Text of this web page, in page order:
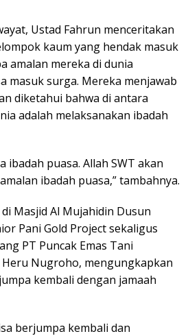
Ustad Fahrun menceritakan
kaum yang hendak masuk
amalan mereka di dunia
masuk surga. Mereka menjawab
diketahui bahwa di antara
adalah melaksanakan ibadah
ibadah puasa. Allah SWT akan
ibadah puasa,” tambahnya.
Masjid Al Mujahidin Dusun
Pani Gold Project sekaligus
PT Puncak Emas Tani
Heru Nugroho, mengungkapkan
kembali dengan jamaah
berjumpa kembali dan